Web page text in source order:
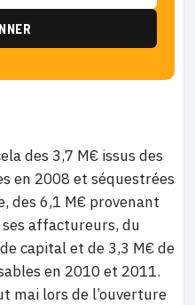
des 3,7 M€ issus des
en 2008 et séquestrées
des 6,1 M€ provenant
affactureurs, du
capital et de 3,3 M€ de
en 2010 et 2011.
mai lors de l’ouverture